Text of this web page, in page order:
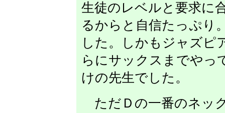
生徒のレベルと要求に
るからと自信たっぷり
した。しかもジャズピ
らにサックスまでやっ
けの先生でした。
ただＤの一番のネッ